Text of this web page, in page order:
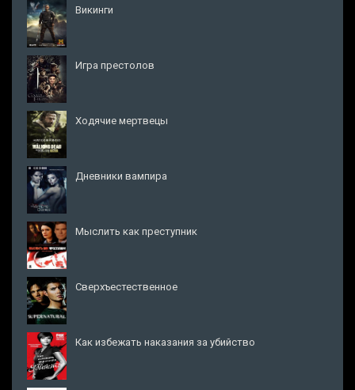
Викинги
Игра престолов
Ходячие мертвецы
Дневники вампира
Мыслить как преступник
Сверхъестественное
Как избежать наказания за убийство